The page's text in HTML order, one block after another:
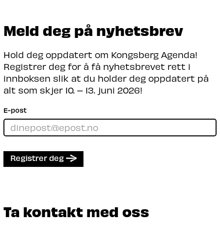
Meld deg på nyhetsbrev
Hold deg oppdatert om Kongsberg Agenda!
Registrer deg for å få nyhetsbrevet rett i
innboksen slik at du holder deg oppdatert på
alt som skjer 10. – 13. juni 2026!
E-post
Registrer deg
Ta kontakt med oss